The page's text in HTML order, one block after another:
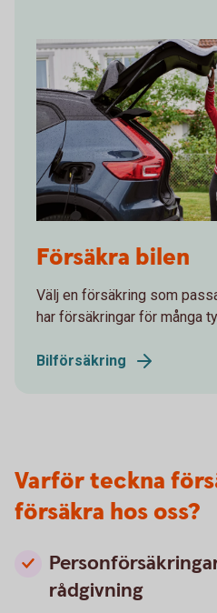
practice
Försäkra bilen
Välj en försäkring som
har försäkringar för många
Bilförsäkring
Varför teckna
försäkra hos oss?
rådgivning